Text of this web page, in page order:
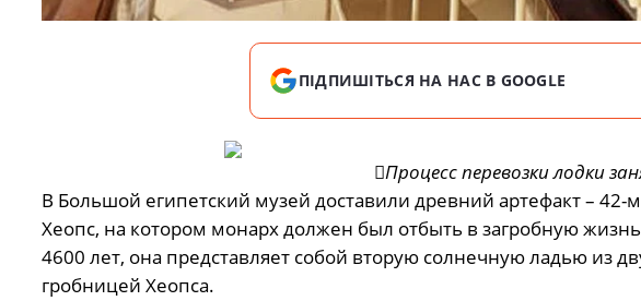
ПІДПИШІТЬСЯ НА НАС В GOOGLE
Процесс перевозки лодки
В Большой египетский музей доставили древний артефакт – 42-
Хеопс, на котором монарх должен был отбыть в загробную
4600 лет, она представляет собой вторую солнечную ладью из
гробницей Хеопса.